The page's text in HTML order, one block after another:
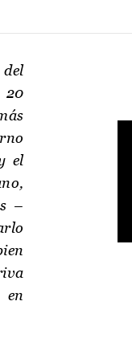
del
20
el
–
en